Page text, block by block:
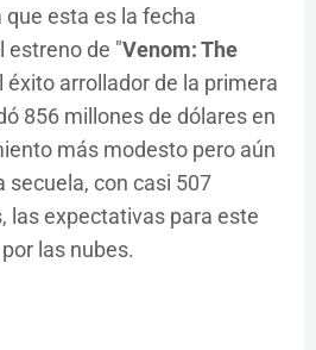
esta es la fecha
estreno de "Venom: The
éxito arrollador de la primera
856 millones de dólares en
más modesto pero aún
secuela, con casi 507
las expectativas para este
las nubes.